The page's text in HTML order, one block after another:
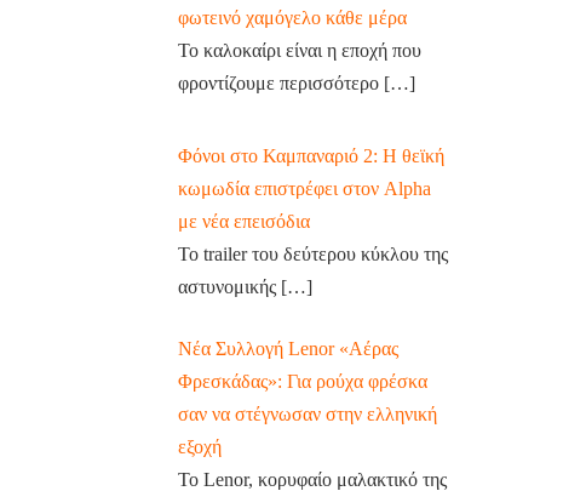
φωτεινό χαμόγελο κάθε μέρα
Το καλοκαίρι είναι η εποχή που
φροντίζουμε περισσότερο […]
Φόνοι στο Καμπαναριό 2: Η θεϊκή
κωμωδία επιστρέφει στον Alpha
με νέα επεισόδια
Το trailer του δεύτερου κύκλου της
αστυνομικής […]
Νέα Συλλογή Lenor «Αέρας
Φρεσκάδας»: Για ρούχα φρέσκα
σαν να στέγνωσαν στην ελληνική
εξοχή
Το Lenor, κορυφαίο μαλακτικό της